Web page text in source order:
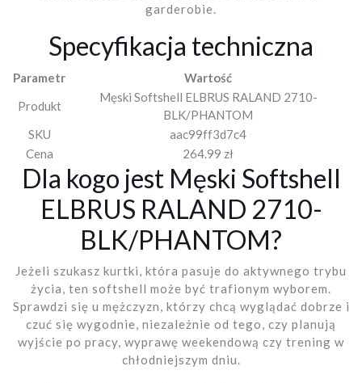
garderobie.
Specyfikacja techniczna
Parametr
Wartość
Produkt
Męski Softshell ELBRUS RALAND 2710-
BLK/PHANTOM
SKU
aac99ff3d7c4
Cena
264.99 zł
Dla kogo jest Męski Softshell
ELBRUS RALAND 2710-
BLK/PHANTOM?
Jeżeli szukasz kurtki, która pasuje do aktywnego trybu
życia, ten softshell może być trafionym wyborem.
Sprawdzi się u mężczyzn, którzy chcą wyglądać dobrze i
czuć się wygodnie, niezależnie od tego, czy planują
wyjście po pracy, wyprawę weekendową czy trening w
chłodniejszym dniu.